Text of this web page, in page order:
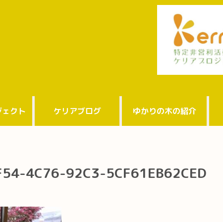
クト ケリアブログ ゆかりの木の紹介
4C76-92C3-5CF61EB62CED